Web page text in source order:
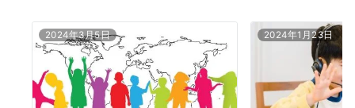
2024年3月5日 2024年1月23日